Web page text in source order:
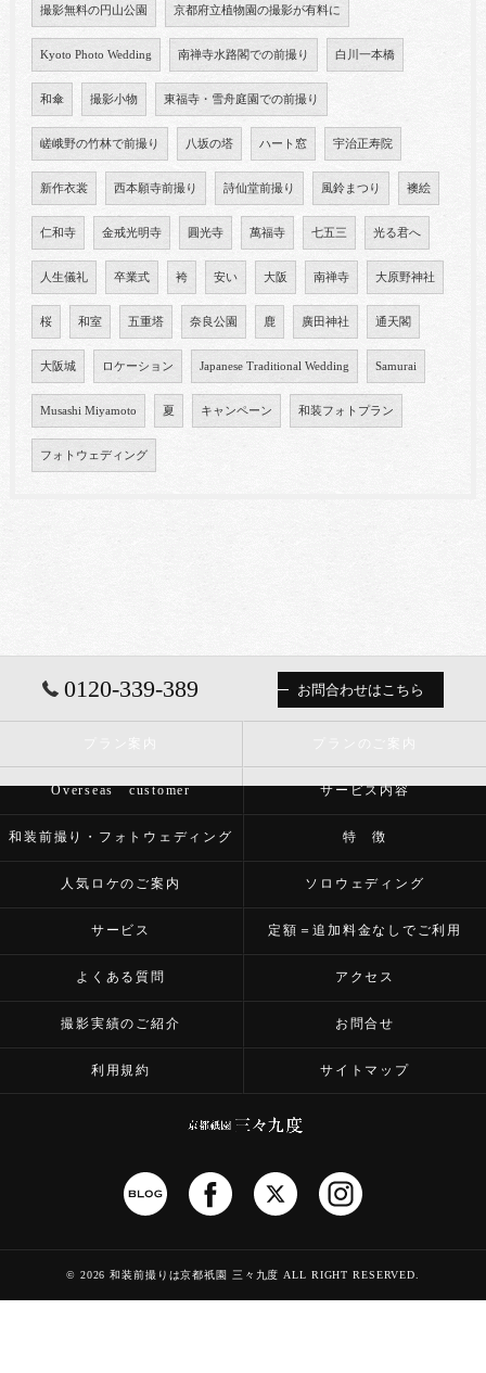
撮影無料の円山公園 京都府立植物園の撮影が有料に
Kyoto Photo Wedding 南禅寺水路閣での前撮り 白川一本橋
和傘 撮影小物 東福寺・雪舟庭園での前撮り
嵯峨野の竹林で前撮り 八坂の塔 ハート窓 宇治正寿院
新作衣裳 西本願寺前撮り 詩仙堂前撮り 風鈴まつり 襖絵
仁和寺 金戒光明寺 圓光寺 萬福寺 七五三 光る君へ
人生儀礼 卒業式 袴 安い 大阪 南禅寺 大原野神社
桜 和室 五重塔 奈良公園 鹿 廣田神社 通天閣
大阪城 ロケーション Japanese Traditional Wedding Samurai
Musashi Miyamoto 夏 キャンペーン 和装フォトプラン
フォトウェディング
0120-339-389 お問合わせはこちら
Overseas customer サービス内容
和装前撮り・フォトウェディング 特 徴
人気ロケのご案内 ソロウェディング
サービス 定額＝追加料金なしでご利用
よくある質問 アクセス
撮影実績のご紹介 お問合せ
利用規約 サイトマップ
© 2026 和装前撮りは京都祇園 三々九度 ALL RIGHT RESERVED.